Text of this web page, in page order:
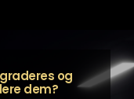
og
dem?